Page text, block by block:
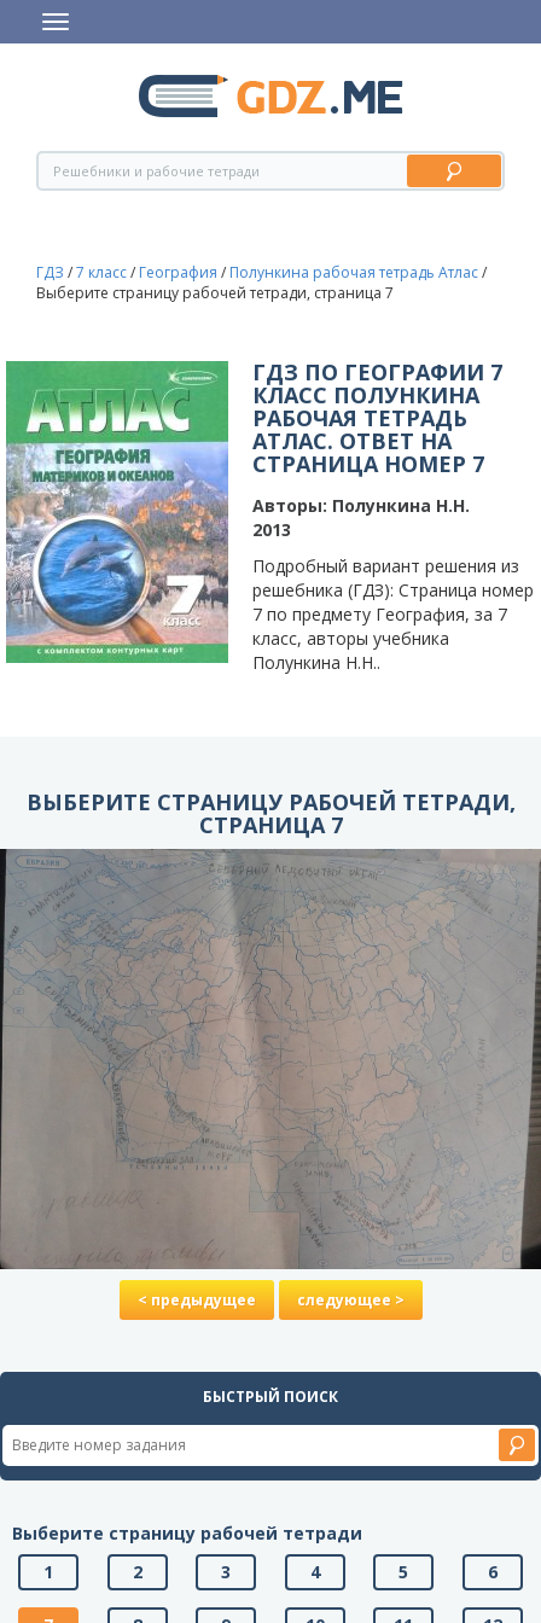
ГДЗ /7 класс/ География / Полункина рабочая тетрадь Атлас/
Выберите страницу рабочей тетради, страница 7
ГДЗ ПО ГЕОГРАФИИ 7
КЛАСС ПОЛУНКИНА
РАБОЧАЯ ТЕТРАДЬ
АТЛАС. ОТВЕТ НА
СТРАНИЦА НОМЕР 7
Авторы: Полункина Н.Н.
2013
Подробный вариант решения из
решебника (ГДЗ): Страница номер
7 по предмету География, за 7
класс, авторы учебника
Полункина Н.Н..
ВЫБЕРИТЕ СТРАНИЦУ РАБОЧЕЙ ТЕТРАДИ,
СТРАНИЦА 7
< предыдущее следующее >
БЫСТРЫЙ ПОИСК
Выберите страницу рабочей тетради
1
2 3 4 5 6